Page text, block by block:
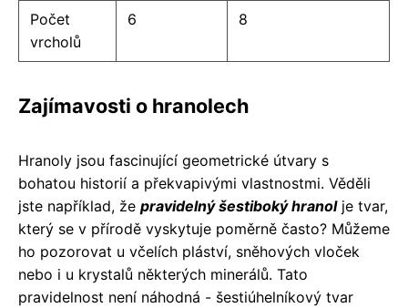
Počet
vrcholů
6 8
Zajímavosti o hranolech
Hranoly jsou fascinující geometrické útvary s
bohatou historií a překvapivými vlastnostmi. Věděli
jste například, že pravidelný šestiboký hranolje tvar,
který se v přírodě vyskytuje poměrně často? Můžeme
ho pozorovat u včelích pláství, sněhových vloček
nebo i u krystalů některých minerálů. Tato
pravidelnost není náhodná - šestiúhelníkový tvar